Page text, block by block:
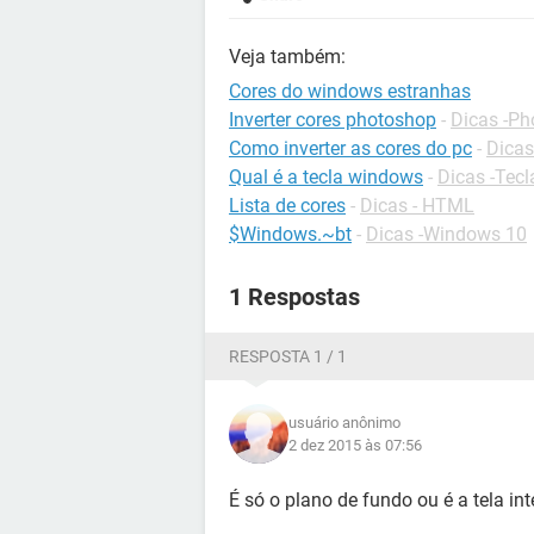
Veja também:
Cores do windows estranhas
Inverter cores photoshop - Dicas -
Como inverter as cores do pc -
Qual é a tecla windows - Dicas -
Lista de cores - Dicas - HTML
$Windows.~bt - Dicas -Windows 10
1 Respostas
RESPOSTA 1 / 1
usuário anônimo
2 dez 2015 às 07:56
É só o plano de fundo ou é a tela